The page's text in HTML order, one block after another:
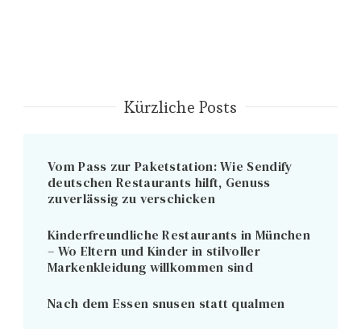
Kürzliche Posts
Vom Pass zur Paketstation: Wie Sendify
deutschen Restaurants hilft, Genuss
zuverlässig zu verschicken
Kinderfreundliche Restaurants in München
– Wo Eltern und Kinder in stilvoller
Markenkleidung willkommen sind
Nach dem Essen snusen statt qualmen